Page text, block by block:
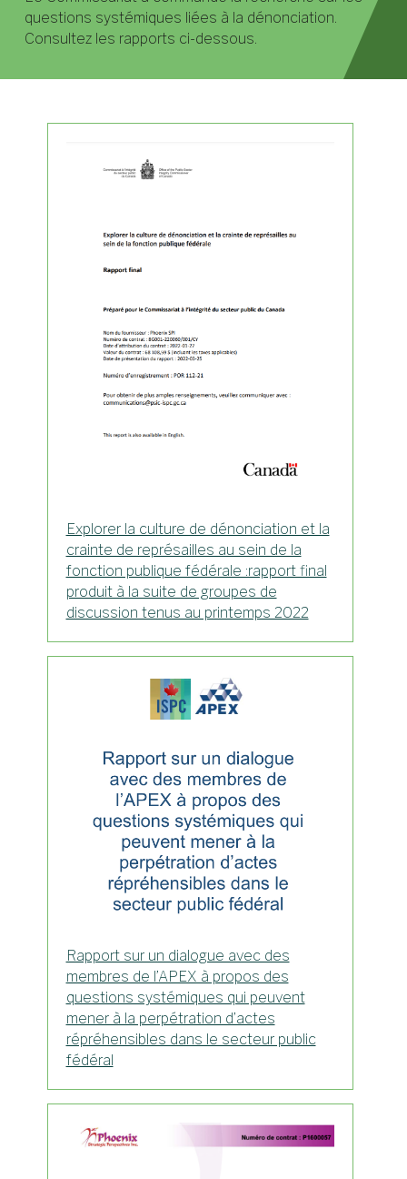
questions systémiques liées à la dénonciation.
Consultez les rapports ci-dessous.
Explorer la culture de dénonciation et la
crainte de représailles au sein de la
fonction publique fédérale :rapport final
produit à la suite de groupes de
discussion tenus au printemps 2022
Rapport sur un dialogue avec des
membres de l’APEX à propos des
questions systémiques qui peuvent
mener à la perpétration d’actes
répréhensibles dans le secteur public
fédéral